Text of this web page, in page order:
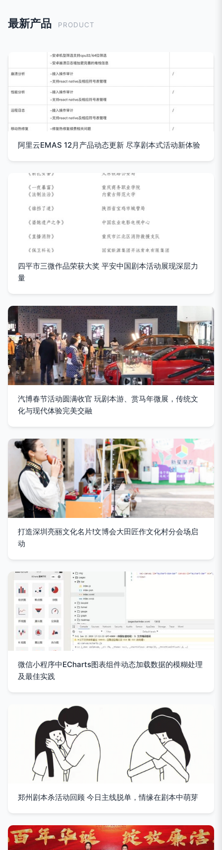
最新产品 PRODUCT
阿里云EMAS 12月产品动态更新 尽享剧本式活动新体验
四平市三微作品荣获大奖 平安中国剧本活动展现深层力
量
汽博春节活动圆满收官 玩剧本游、赏马年微展，传统文
化与现代体验完美交融
打造深圳亮丽文化名片!文博会大田匠作文化村分会场启
动
微信小程序中ECharts图表组件动态加载数据的模糊处理
及最佳实践
郑州剧本杀活动回顾 今日主线脱单，情缘在剧本中萌芽